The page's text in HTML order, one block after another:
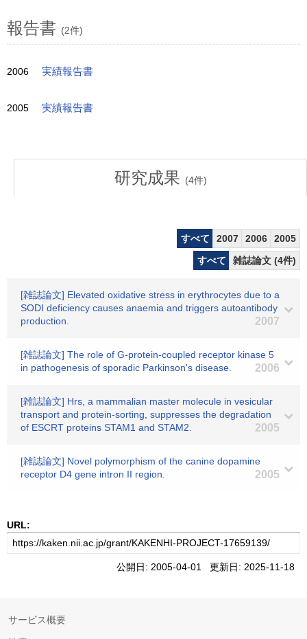
報告書 (2件)
2006 実績報告書
2005 実績報告書
研究成果 (4件)
すべて 2007 2006
2005
すべて
雑誌論文 (4件)
[雑誌論文] Elevated oxidative stress in erythrocytes due to a
SODI deficiency causes anaemia and triggers autoantibody
production.
2007
[雑誌論文] The role of G-protein-coupled receptor kinase 5
in pathogenesis of sporadic Parkinson's disease.
2006
[雑誌論文] Hrs, a mammalian master molecule in vesicular
transport and protein-sorting, suppresses the degradation
of ESCRT proteins STAM1 and STAM2.
2005
[雑誌論文] Novel polymorphism of the canine dopamine
receptor D4 gene intron II region.
2005
URL:
公開日: 2005-04-01 更新日: 2025-11-18
サービス概要